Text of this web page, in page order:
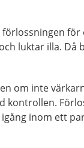
luktar illa. Då
om inte
kontrollen.
inom ett